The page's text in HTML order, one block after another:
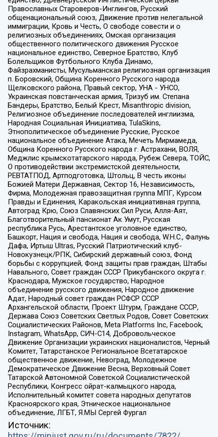
Православных Староверов-Инглингов, Русский
общенациональный союз, Движение против нелегальной
иммиграции, Кровь и Честь, О свободе совести и о
религиозных объединениях, Омская организация
общественного политического движения Русское
национальное единство, Северное Братство, Клуб
Болельщиков Футбольного Клуба Динамо,
Файзрахманисты, Мусульманская религиозная организация
п. Боровский, Община Коренного Русского народа
Щелковского района, Правый сектор, УНА - УНСО,
Украинская повстанческая армия, Тризуб им. Степана
Бандеры, Братство, Белый Крест, Misanthropic division,
Религиозное объединение последователей инглиизма,
Народная Социальная Инициатива, TulaSkins,
Этнополитическое объединение Русские, Русское
национальное объединение Атака, Мечеть Мирмамеда,
Община Коренного Русского народа г. Астрахани, ВОЛЯ,
Меджлис крымскотатарского народа, Рубеж Севера, ТОЙС,
О противодействии экстремистской деятельности,
РЕВТАТПОД, Артподготовка, Штольц, В честь иконы
Божией Матери Державная, Сектор 16, Независимость,
Фирма, Молодежная правозащитная группа МПГ, Курсом
Правды и Единения, Каракольская инициативная группа,
Автоград Крю, Союз Славянских Сил Руси, Алля-Аят,
Благотворительный пансионат Ак Умут, Русская
республика Русь, Арестантское уголовное единство,
Башкорт, Нация и свобода, Нация и свобода, W.H.С., Фалунь
Дафа, Иртыш Ultras, Русский Патриотический клуб-
Новокузнецк/РПК, Сибирский державный союз, Фонд
борьбы с коррупцией, Фонд защиты прав граждан, Штабы
Навального, Совет граждан СССР Прикубанского округа г.
Краснодара, Мужское государство, Народное
объединение русского движения, Народное движение
Адат, Народный совет граждан РСФСР СССР
Архангельской области, Проект Штурм, Граждане СССР,
Держава Союз Советских Светлых Родов, Совет Советских
Социалистических Районов, Meta Platforms Inc, Facebook,
Instagram, WhatsApp, СИЧ-С14, Добровольческое
Движение Организации украинских националистов, Черный
Комитет, Татарстанское Региональное Всетатарское
общественное движение, Невоград, Молодежное
Демократическое Движение Весна, Верховный Совет
Татарской Автономной Советской Социалистической
Республики, Конгресс ойрат-калмыцкого народа,
Исполнительный комитет совета народных депутатов
Красноярского края, Этническое национальное
объединение, ЛГБТ, Я.МЫ Сергей Фургал
Источник: